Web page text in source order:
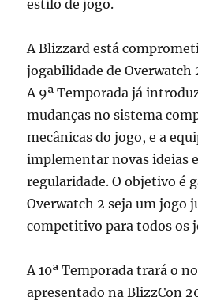
estilo de jogo.
A Blizzard está
jogabilidade de Overwatch
A 9ª Temporada já
mudanças no sistema
mecânicas do jogo, e a
implementar novas ideias
regularidade. O objetivo é
Overwatch 2 seja um jogo
competitivo para todos os
A 10ª Temporada trará o
apresentado na BlizzCon